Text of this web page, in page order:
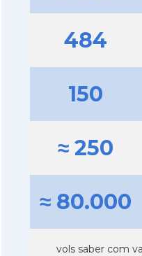
484
150
≈ 250
≈ 80.000
vols saber com